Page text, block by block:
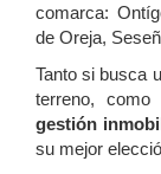
comarca:
de Oreja,
Tanto si busca
terreno,
gestión
su mejor